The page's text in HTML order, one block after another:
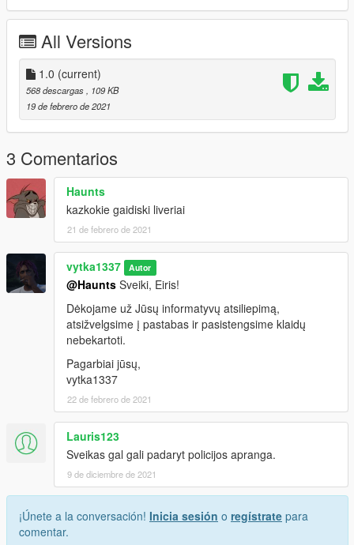
All Versions
1.0 (current)
568 descargas
, 109 KB
19 de febrero de 2021
3 Comentarios
Haunts
kazkokie gaidiski liveriai
21 de febrero de 2021
vytka1337 Autor
@Haunts Sveiki, Eiris!
Dėkojame už Jūsų informatyvų atsiliepimą,
atsižvelgsime į pastabas ir pasistengsime klaidų
nebekartoti.
Pagarbiai jūsų,
vytka1337
22 de febrero de 2021
Lauris123
Sveikas gal gali padaryt policijos apranga.
9 de diciembre de 2021
¡Únete a la conversación! Inicia sesión o regístrate para
comentar.